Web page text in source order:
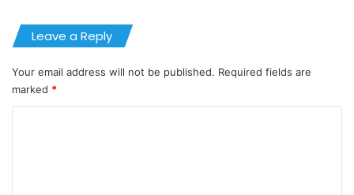
Leave a Reply
Your email address will not be published. Required fields are
marked *